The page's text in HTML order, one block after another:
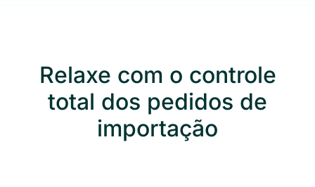
Relaxe com o controle
total dos pedidos de
importação